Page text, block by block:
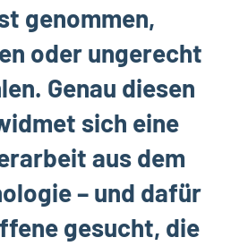
genommen,
oder ungerecht
Genau diesen
sich eine
aus dem
– und dafür
gesucht, die